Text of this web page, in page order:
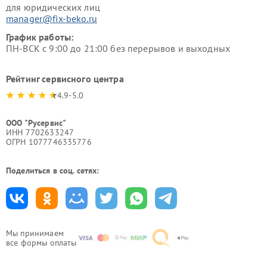
Мы принимаем
все формы оплаты
для юридических лиц
manager@fix-beko.ru
График работы:
ПН-ВСК с 9:00 до 21:00 без перерывов и выходных
Рейтинг сервисного центра
4.9-5.0
ООО "Русервис"
ИНН 7702633247
ОГРН 1077746335776
Поделиться в соц. сетях: